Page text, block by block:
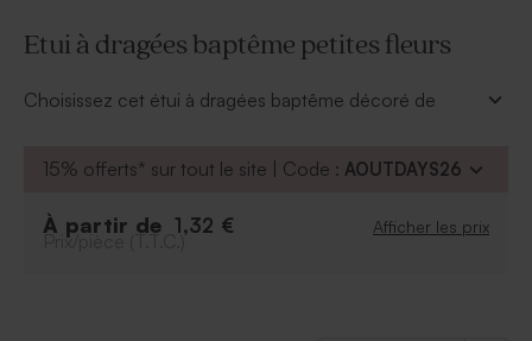
Etui à dragées baptême petites fleurs
Choisissez cet étui à dragées baptême décoré de
élégant.
15% offerts* sur tout le site | Code : AOUTDAYS26
À partir de 1,32 € Afficher les prix
Prix/pièce (T.T.C.)